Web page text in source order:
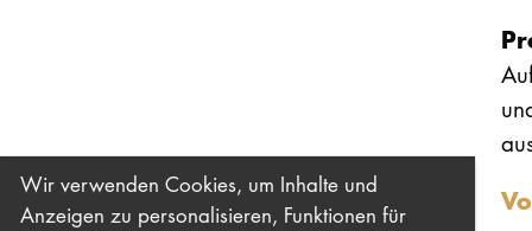
Wir verwenden Cookies, um Inhalte und
Anzeigen zu personalisieren, Funktionen für